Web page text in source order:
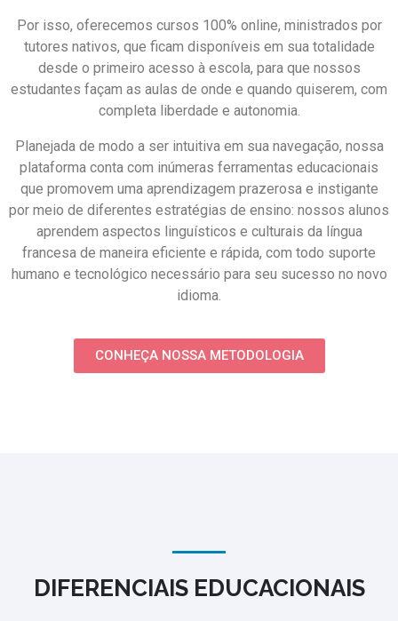
Por isso, oferecemos cursos 100% online, ministrados por
tutores nativos, que ficam disponíveis em sua totalidade
desde o primeiro acesso à escola, para que nossos
estudantes façam as aulas de onde e quando quiserem, com
completa liberdade e autonomia.
Planejada de modo a ser intuitiva em sua navegação, nossa
plataforma conta com inúmeras ferramentas educacionais
que promovem uma aprendizagem prazerosa e instigante
por meio de diferentes estratégias de ensino: nossos alunos
aprendem aspectos linguísticos e culturais da língua
francesa de maneira eficiente e rápida, com todo suporte
humano e tecnológico necessário para seu sucesso no novo
idioma.
CONHEÇA NOSSA METODOLOGIA
DIFERENCIAIS EDUCACIONAIS